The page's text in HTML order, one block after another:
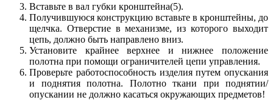
Вставьте в вал губки кронштейна(5).
Получившуюся конструкцию вставьте в кронштейны, до
щелчка. Отверстие в механизме, из которого выходит
цепь, должно быть направлено вниз.
Установите крайнее верхнее и нижнее положение
полотна при помощи ограничителей цепи управления.
Проверьте работоспособность изделия путем опускания
и поднятия полотна. Полотно ткани при поднятии/
опускании не должно касаться окружающих предметов!